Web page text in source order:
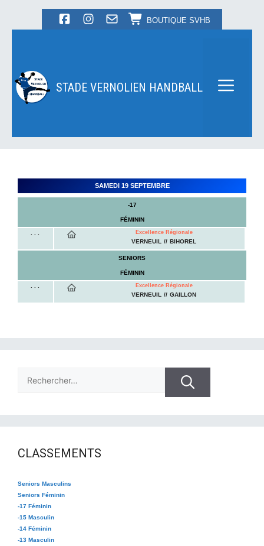
Aller
au
contenu
BOUTIQUE SVHB
STADE VERNOLIEN HANDBALL
SAMEDI 19 SEPTEMBRE
-17
FÉMININ
Excellence Régionale
VERNEUIL BIHOREL
SENIORS
FÉMININ
Excellence Régionale
VERNEUIL GAILLON
CLASSEMENTS
Seniors Masculins
Seniors Féminin
-17 Féminin
-15 Masculin
-14 Féminin
-13 Masculin